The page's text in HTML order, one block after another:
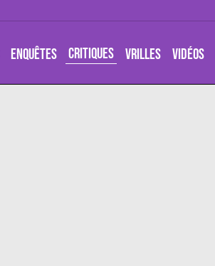
ENQUÊTES CRITIQUES VRILLES VIDÉOS